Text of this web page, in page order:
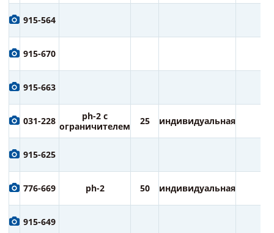
915-564
915-670
915-663
031-228
ph-2 с
ограничителем
25 индивидуальная
915-625
776-669 ph-2 50 индивидуальная
915-649